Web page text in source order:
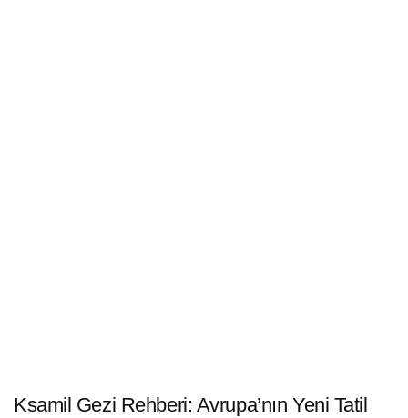
Ksamil Gezi Rehberi: Avrupa’nın Yeni Tatil